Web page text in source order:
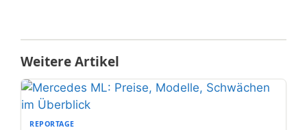
Weitere Artikel
REPORTAGE